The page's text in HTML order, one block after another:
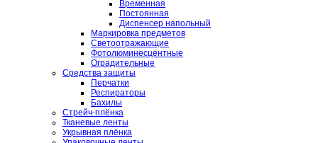
Временная
Постоянная
Диспенсер напольный
Маркировка предметов
Светоотражающие
Фотолюминесцентные
Оградительные
Средства защиты
Перчатки
Респираторы
Бахилы
Стрейч-плёнка
Тканевые ленты
Укрывная плёнка